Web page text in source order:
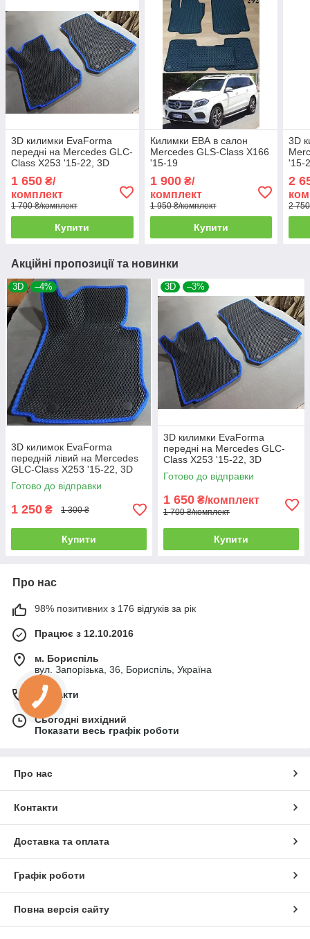
3D килимки EvaForma
передні на Mercedes GLC-
Class X253 '15-22, 3D
килимки EVA
1 650 ₴/
комплект
1 700 ₴/комплект
Купити
Килимки ЕВА в салон
Mercedes GLS-Class X166
'15-19
1 900₴/
комплект
1 950 ₴/комплект
Купити
3D
'15-
2
2
Акційні пропозиції та новинки
3D –4%
3D килимок EvaForma
передній лівий на Mercedes
GLC-Class X253 '15-22, 3D
килимки EVA
Готово до відправки
1 250 ₴ 1 300 ₴
Купити
3D –3%
3D килимки EvaForma
передні на Mercedes GLC-
Class X253 '15-22, 3D
килимки EVA
Готово до відправки
1 650 ₴/комплект
1 700 ₴/комплект
Купити
Про нас
98% позитивних з 176 відгуків за рік
Працює з 12.10.2016
м. Бориспіль
вул. Запорізька, 36, Бориспіль, Україна
Контакти
Сьогодні вихідний
Показати весь графік роботи
Про нас
Контакти
Доставка та оплата
Графік роботи
Повна версія сайту